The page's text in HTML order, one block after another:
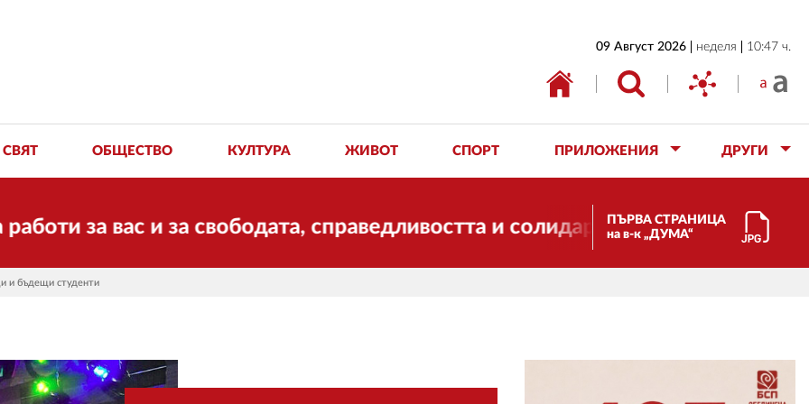
09 Август 2026 неделя 10:47 ч.
СВЯТ ОБЩЕСТВО КУЛТУРА ЖИВОТ СПОРТ ПРИЛОЖЕНИЯ ДРУГИ
и за свободата, справедливостта и солидарността. Благодарим ви за
ПЪРВА СТРАНИЦА
на в-к „ДУМА“
и бъдещи студенти
ИКОНОМИКА
ОБЩЕСТВО